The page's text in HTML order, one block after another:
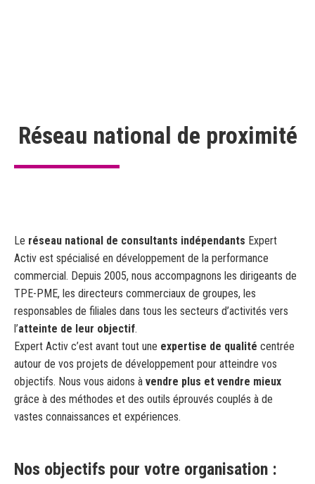
Réseau national de proximité
Le réseau national de consultants indépendants Expert
Activ est spécialisé en développement de la performance
commercial. Depuis 2005, nous accompagnons les dirigeants de
TPE-PME, les directeurs commerciaux de groupes, les
responsables de filiales dans tous les secteurs d’activités vers
l’atteinte de leur objectif.
Expert Activ c’est avant tout une expertise de qualité centrée
autour de vos projets de développement pour atteindre vos
objectifs. Nous vous aidons à vendre plus et vendre mieux
grâce à des méthodes et des outils éprouvés couplés à de
vastes connaissances et expériences.
Nos objectifs pour votre organisation :